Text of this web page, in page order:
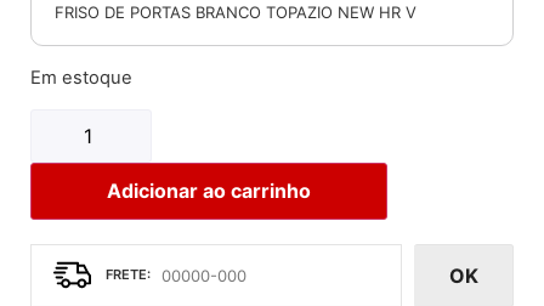
FRISO DE PORTAS BRANCO TOPAZIO NEW HR V
Em estoque
Adicionar ao carrinho
OK